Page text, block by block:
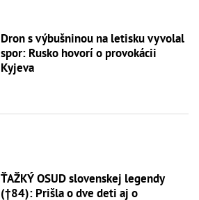
Dron s výbušninou na letisku vyvolal
spor: Rusko hovorí o provokácii
Kyjeva
ŤAŽKÝ OSUD slovenskej legendy
(†84): Prišla o dve deti aj o